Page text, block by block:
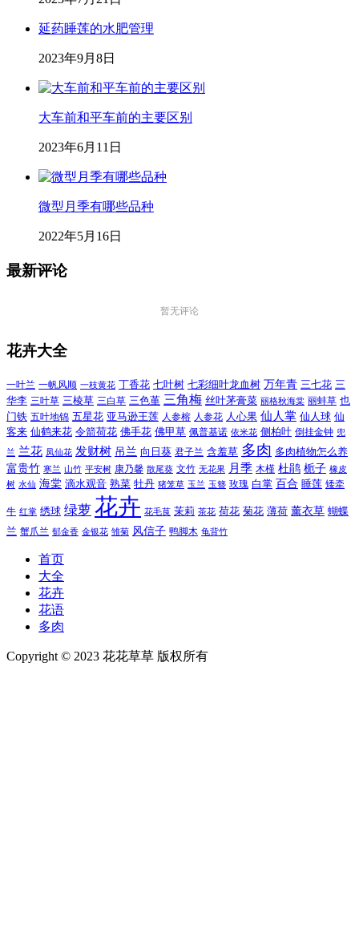
延药睡莲的水肥管理
2023年9月8日
大车前和平车前的主要区别
2023年6月11日
微型月季有哪些品种
2022年5月16日
最新评论
暂无评论
花卉大全
一叶兰 一帆风顺 一枝黄花 丁香花 七叶树 七彩细叶龙血树 万年青 三七花 三
华李 三叶草 三棱草 三白草 三色堇 三角梅 丝叶茅膏菜 丽格秋海棠 丽蚌草 也
门铁 五叶地锦 五星花 亚马逊王莲 人参榕 人参花 人心果 仙人掌 仙人球 仙
客来 仙鹤来花 令箭荷花 佛手花 佛甲草 佩普基诺 依米花 侧柏叶 倒挂金钟 兜
兰 兰花 凤仙花 发财树 吊兰 向日葵 君子兰 含羞草 多肉 多肉植物怎么养
富贵竹 寒兰 山竹 平安树 康乃馨 散尾葵 文竹 无花果 月季 木槿 杜鹃 栀子 橡皮
树 水仙 海棠 滴水观音 熟菜 牡丹 猪笼草 玉兰 玉簪 玫瑰 白掌 百合 睡莲 矮牵
牛 红掌 绣球 绿萝 花卉 花毛茛 茉莉 茶花 荷花 菊花 薄荷 薰衣草 蝴蝶
兰 蟹爪兰 郁金香 金银花 雏菊 风信子 鸭脚木 龟背竹
首页
大全
花卉
花语
多肉
Copyright © 2023 花花草草 版权所有